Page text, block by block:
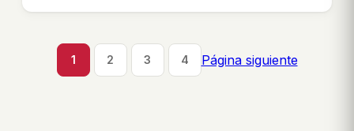
1 2 3 4 Página siguiente